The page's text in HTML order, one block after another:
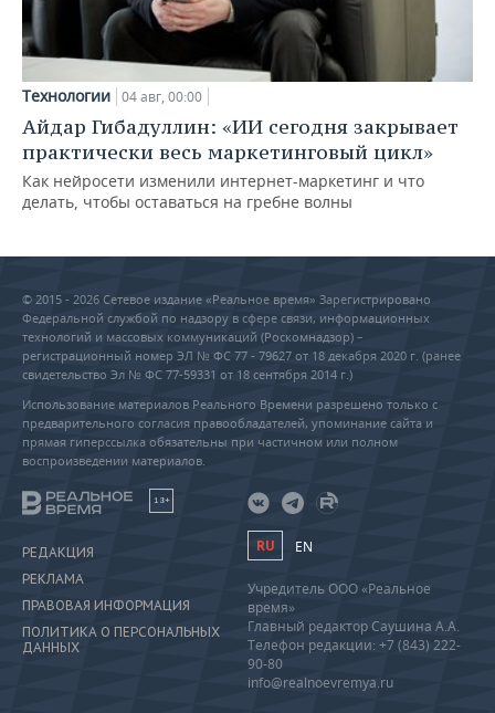
Технологии 04 авг, 00:00
Айдар Гибадуллин: «ИИ сегодня закрывает
практически весь маркетинговый цикл»
Как нейросети изменили интернет-маркетинг и что
делать, чтобы оставаться на гребне волны
© 2015 - 2026 Сетевое издание «Реальное время» Зарегистрировано
Федеральной службой по надзору в сфере связи, информационных
технологий и массовых коммуникаций (Роскомнадзор) –
регистрационный номер ЭЛ № ФС 77 - 79627 от 18 декабря 2020 г. (ранее
свидетельство Эл № ФС 77-59331 от 18 сентября 2014 г.)
Использование материалов Реального Времени разрешено только с
предварительного согласия правообладателей, упоминание сайта и
прямая гиперссылка обязательны при частичном или полном
воспроизведении материалов.
18+
РЕДАКЦИЯ
РЕКЛАМА
ПРАВОВАЯ ИНФОРМАЦИЯ
ПОЛИТИКА О ПЕРСОНАЛЬНЫХ
ДАННЫХ
RU EN
Учредитель ООО «Реальное
время»
Главный редактор Саушина А.А.
Телефон редакции: +7 (843) 222-
90-80
info@realnoevremya.ru